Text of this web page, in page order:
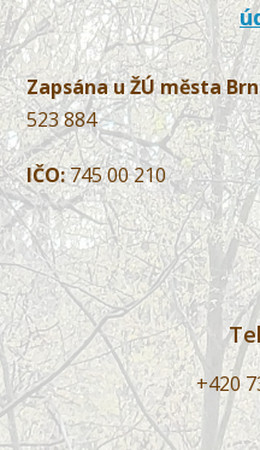
Zapsána u ŽÚ města
523 884
IČO:745 00 210
+420